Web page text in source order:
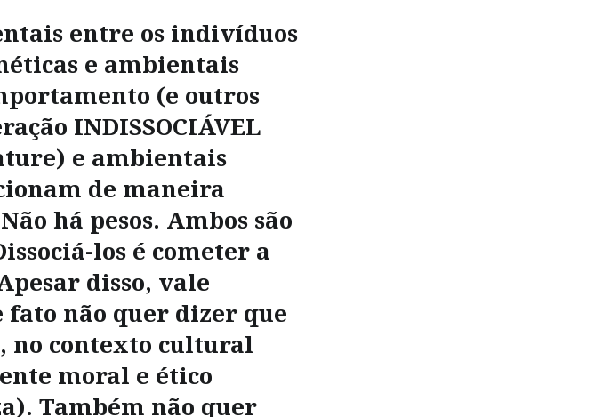
entre os indivíduos
e ambientais
(e outros
INDISSOCIÁVEL
e ambientais
de maneira
há pesos. Ambos são
los é cometer a
disso, vale
fato não quer dizer que
no contexto cultural
moral e ético
Também não quer